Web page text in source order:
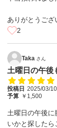
ありがとうござ
2
Taka さん
土曜日の午後
投稿日 2025/03/10
予算 ￥1,500
土曜日の午後
いかと探したら